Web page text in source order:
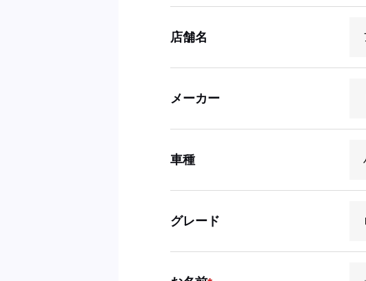
店舗名
メーカー
車種
グレード